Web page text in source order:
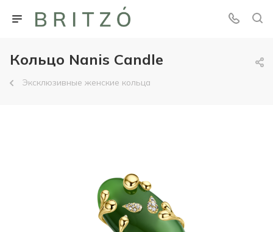
Кольцо Nanis Candle
Эксклюзивные женские кольца